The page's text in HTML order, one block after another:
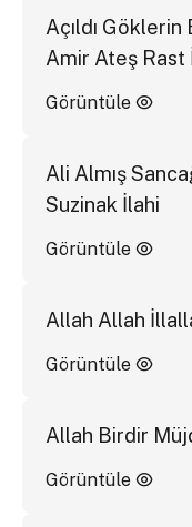
Açıldı
Amir Ateş Rast
Görüntüle
Ali Almış
Suzinak İlahi
Görüntüle
Allah Allah
Görüntüle
Allah Birdir
Görüntüle